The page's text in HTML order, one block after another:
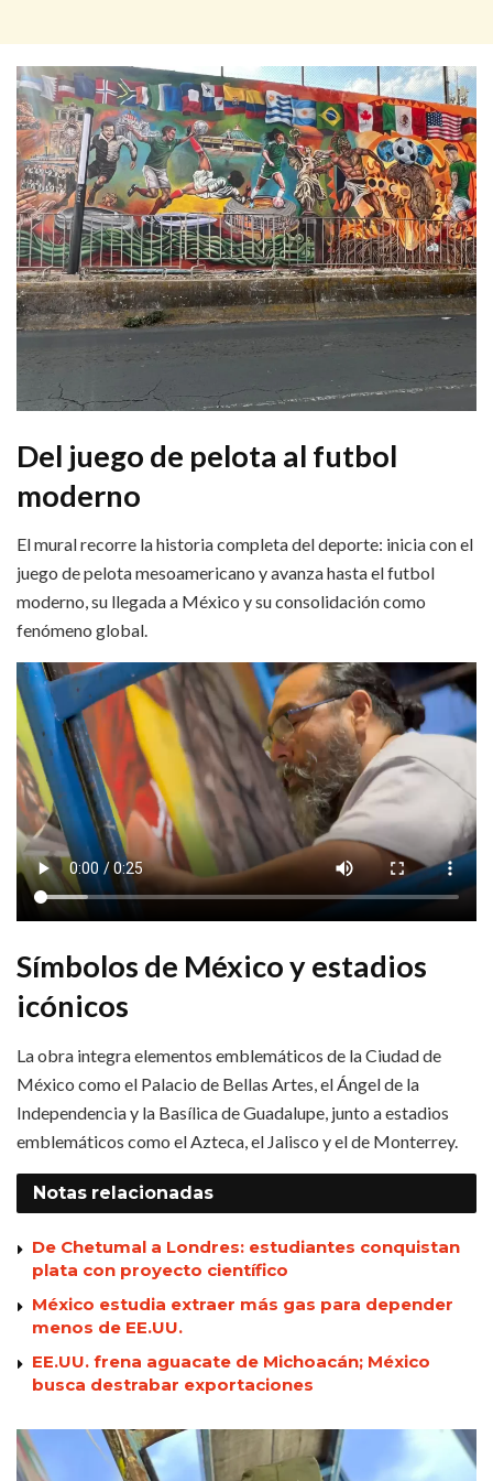
Del juego de pelota al futbol
moderno
El mural recorre la historia completa del deporte: inicia con el
juego de pelota mesoamericano y avanza hasta el futbol
moderno, su llegada a México y su consolidación como
fenómeno global.
Símbolos de México y estadios
icónicos
La obra integra elementos emblemáticos de la Ciudad de
México como el Palacio de Bellas Artes, el Ángel de la
Independencia y la Basílica de Guadalupe, junto a estadios
emblemáticos como el Azteca, el Jalisco y el de Monterrey.
Notas relacionadas
De Chetumal a Londres: estudiantes conquistan
plata con proyecto científico
México estudia extraer más gas para depender
menos de EE.UU.
EE.UU. frena aguacate de Michoacán; México
busca destrabar exportaciones